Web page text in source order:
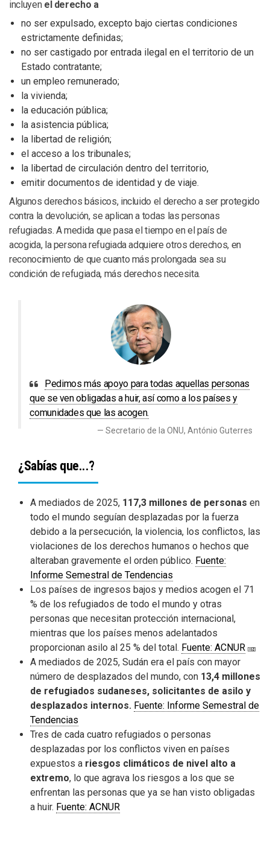
incluyen el derecho a
no ser expulsado, excepto bajo ciertas condiciones
estrictamente definidas;
no ser castigado por entrada ilegal en el territorio de un
Estado contratante;
un empleo remunerado;
la vivienda;
la educación pública;
la asistencia pública;
la libertad de religión;
el acceso a los tribunales;
la libertad de circulación dentro del territorio,
emitir documentos de identidad y de viaje.
Algunos derechos básicos, incluido el derecho a ser protegido
contra la devolución, se aplican a todas las personas
refugiadas. A medida que pasa el tiempo en el país de
acogida, la persona refugiada adquiere otros derechos, en
reconocimiento de que cuanto más prolongada sea su
condición de refugiada, más derechos necesita.
Pedimos más apoyo para todas aquellas personas
que se ven obligadas a huir, así como a los países y
comunidades que las acogen.
Secretario de la ONU, António Guterres
¿Sabías que...?
A mediados de 2025, 117,3 millones de personas en
todo el mundo seguían desplazadas por la fuerza
debido a la persecución, la violencia, los conflictos, las
violaciones de los derechos humanos o hechos que
alteraban gravemente el orden público. Fuente:
Informe Semestral de Tendencias
Los países de ingresos bajos y medios acogen el 71
% de los refugiados de todo el mundo y otras
personas que necesitan protección internacional,
mientras que los países menos adelantados
proporcionan asilo al 25 % del total. Fuente: ACNUR
A mediados de 2025, Sudán era el país con mayor
número de desplazados del mundo, con 13,4 millones
de refugiados sudaneses, solicitantes de asilo y
desplazados internos. Fuente: Informe Semestral de
Tendencias
Tres de cada cuatro refugiados o personas
desplazadas por los conflictos viven en países
expuestos a riesgos climáticos de nivel alto a
extremo, lo que agrava los riesgos a los que se
enfrentan las personas que ya se han visto obligadas
a huir. Fuente: ACNUR